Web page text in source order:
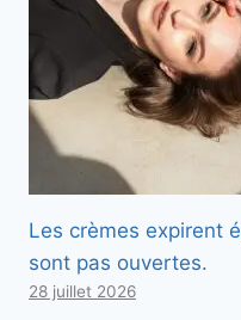
Les crèmes expirent
sont pas ouvertes.
28 juillet 2026